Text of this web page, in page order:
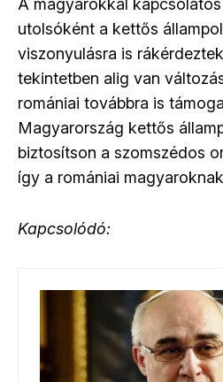
utolsóként a kettős
viszonyulásra is
tekintetben alig van
romániai továbbra is
Magyarország kettős
biztosítson a szomszédos
így a romániai
Kapcsolódó: